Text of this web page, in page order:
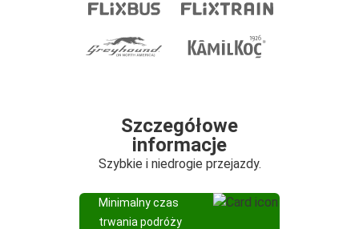
Szczegółowe
informacje
Szybkie i niedrogie przejazdy.
Minimalny czas
trwania podróży